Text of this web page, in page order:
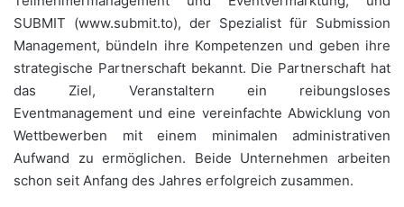
SUBMIT (www.submit.to), der Spezialist für Submission
Management, bündeln ihre Kompetenzen und geben ihre
strategische Partnerschaft bekannt. Die Partnerschaft hat
das Ziel, Veranstaltern ein reibungsloses
Eventmanagement und eine vereinfachte Abwicklung von
Wettbewerben mit einem minimalen administrativen
Aufwand zu ermöglichen. Beide Unternehmen arbeiten
schon seit Anfang des Jahres erfolgreich zusammen.